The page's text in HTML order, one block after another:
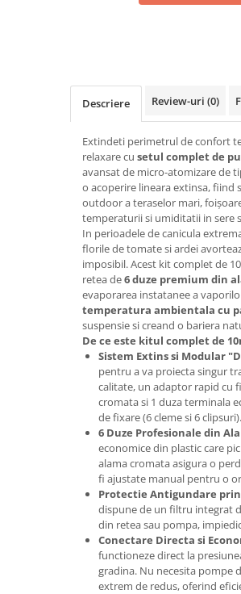
Seminte varza
Seminte zucchini
Seminte Legume Profesionale
Seminte pentru germinare
Seminte trifoi
Tratamente repaus vegetativ
Ingrasaminte plante
Ingrasaminte plante
Ingrasaminte plante - CUTIE / KG
Ingrasaminte plante - ECOLOGICE
Ingrasaminte plante - FLORI
Ingrasaminte plante - FLORI - GEL
Descriere Review-uri (0)
Extindeti perimetrul de confort
relaxare cu setul complet de
avansat de micro-atomizare de
o acoperire lineara extinsa, fiind
outdoor a teraselor mari,
temperaturii si umiditatii in sere
In perioadele de canicula
florile de tomate si ardei
imposibil. Acest kit complet de
retea de6 duze premium din
evaporarea instatanee a
temperatura ambientala cu
suspensie si creand o bariera
De ce este kitul complet de
Sistem Extins si Modular
pentru a va proiecta singur
calitate, un adaptor rapid cu
cromata si 1 duza terminala
de fixare (6 cleme si 6 clipsuri).
6 Duze Profesionale din
economice din plastic care
alama cromata asigura o
fi ajustate manual pentru o
Protectie Antigundare
dispune de un filtru integrat
din retea sau pompa,
Conectare Directa si
functioneze direct la
gradina. Nu necesita pompe
extrem de redus, oferind